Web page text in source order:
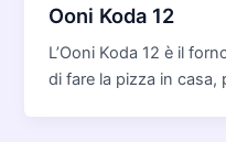
Ooni Koda 12
L’Ooni Koda 12 è il
di fare la pizza in